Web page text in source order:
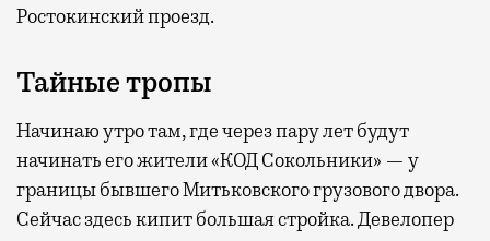
Ростокинский проезд.
Тайные тропы
Начинаю утро там, где через пару лет будут
начинать его жители «КОД Сокольники» — у
границы бывшего Митьковского грузового двора.
Сейчас здесь кипит большая стройка. Девелопер